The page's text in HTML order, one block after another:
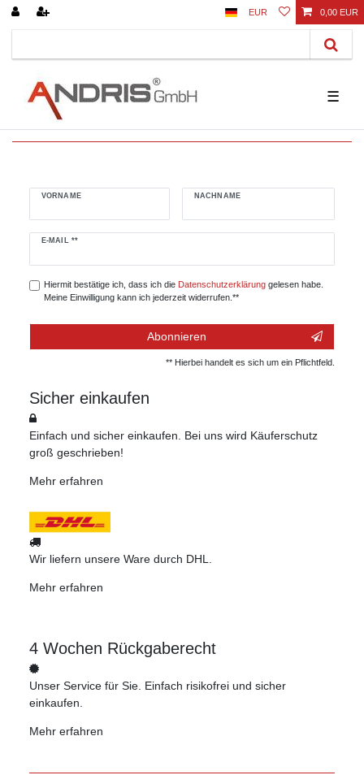
EUR 0,00 EUR
☰
VORNAME NACHNAME
E-MAIL **
Newsletter
Hiermit bestätige ich, dass ich die Daten­schutz­erklärunggelesen habe.
Meine Einwilligung kann ich jederzeit widerrufen.**
Abonnieren
** Hierbei handelt es sich um ein Pflichtfeld.
Sicher einkaufen
Einfach und sicher einkaufen. Bei uns wird Käuferschutz
groß geschrieben!
Mehr erfahren
Wir liefern unsere Ware durch DHL.
Mehr erfahren
4 Wochen Rückgaberecht
Unser Service für Sie. Einfach risikofrei und sicher
einkaufen.
Mehr erfahren